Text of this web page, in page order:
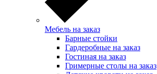
Мебель на заказ
Барные стойки
Гардеробные на заказ
Гостиная на заказ
Гримерные столы на заказ